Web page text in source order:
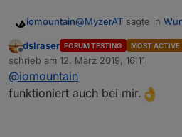
iomountain@MyzerAT sagte in
@ iomountain
kannst du mir kurz
macht, pls
gerne z.B.:
Offline
dslraser FORUM TESTING MOST ACTIVE
schrieb am 12. März 2019, 16:11
zuletzt editiert von
@iomountain
funktioniert auch bei mir.